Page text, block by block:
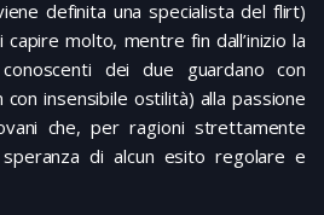
definita una specialista del flirt)
molto, mentre fin dall’inizio la
dei due guardano con
insensibile ostilità) alla passione
che, per ragioni strettamente
di alcun esito regolare e